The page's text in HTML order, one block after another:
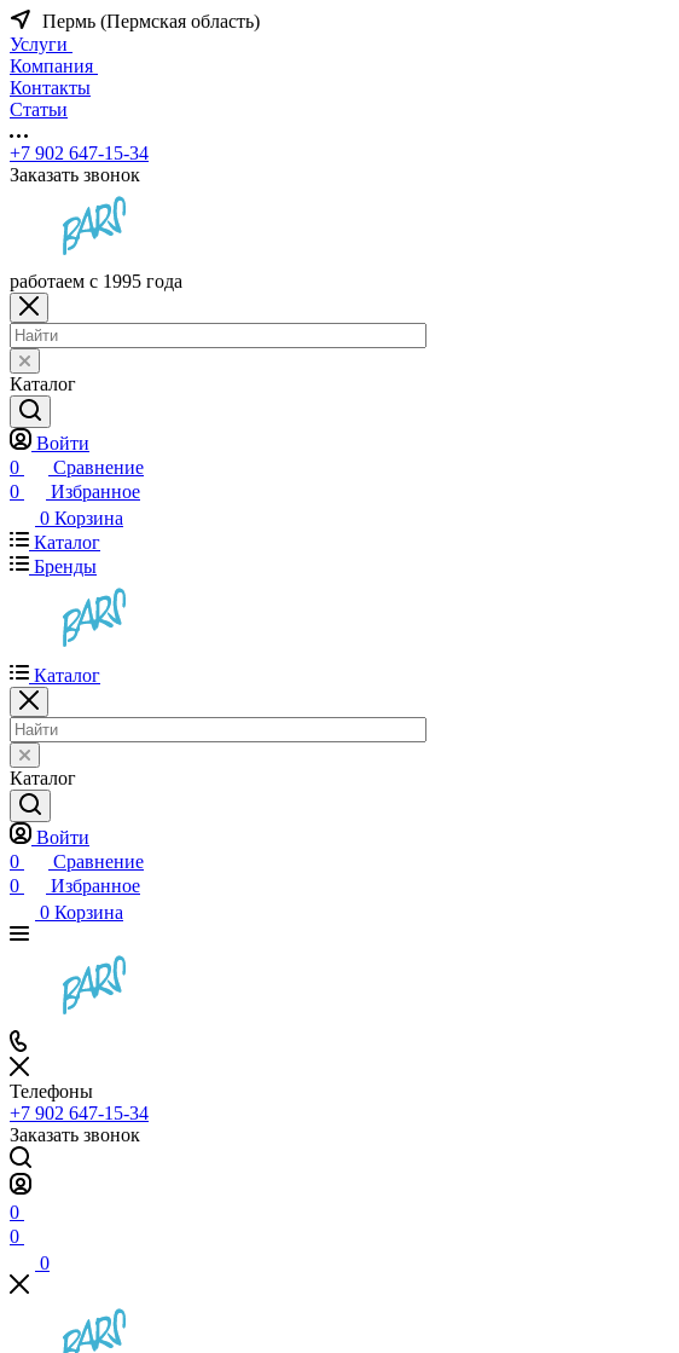
Пермь (Пермская область)
Услуги
Компания
Контакты
Статьи
+7 902 647-15-34
Заказать звонок
работаем с 1995 года
Каталог
Войти
0
Сравнение
0
Избранное
0 Корзина
Каталог
Бренды
Каталог
Каталог
Войти
0
Сравнение
0
Избранное
0 Корзина
Телефоны
+7 902 647-15-34
Заказать звонок
0
0
0